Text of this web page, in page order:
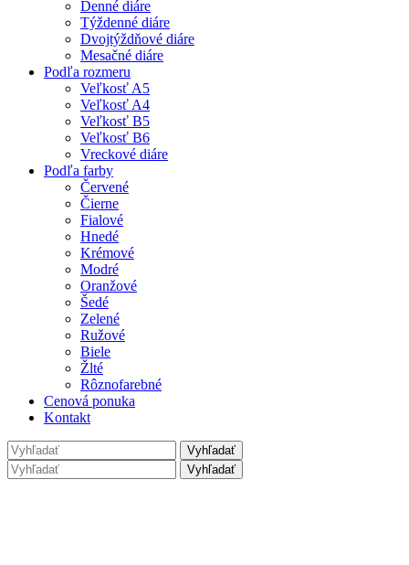
Denné diáre
Týždenné diáre
Dvojtýždňové diáre
Mesačné diáre
Podľa rozmeru
Veľkosť A5
Veľkosť A4
Veľkosť B5
Veľkosť B6
Vreckové diáre
Podľa farby
Červené
Čierne
Fialové
Hnedé
Krémové
Modré
Oranžové
Šedé
Zelené
Ružové
Biele
Žlté
Rôznofarebné
Cenová ponuka
Kontakt